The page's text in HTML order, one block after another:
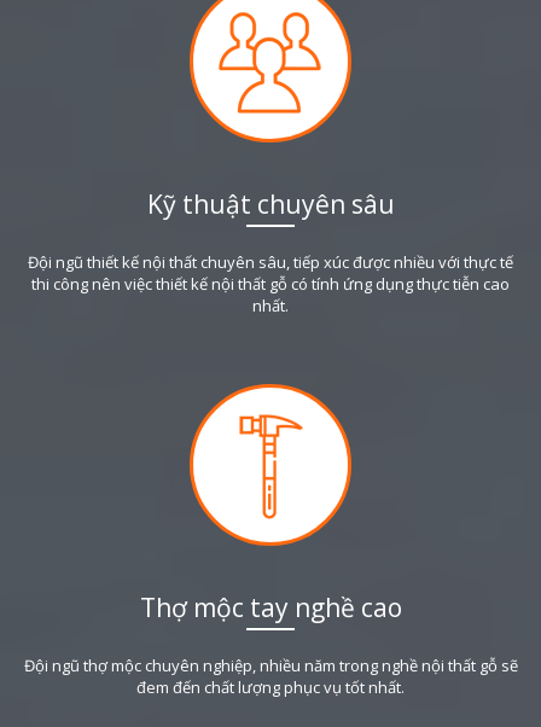
Kỹ thuật chuyên sâu
Đội ngũ thiết kế nội thất chuyên sâu, tiếp xúc được nhiều với thực tế
thi công nên việc thiết kế nội thất gỗ có tính ứng dụng thực tiễn cao
nhất.
Thợ mộc tay nghề cao
Đội ngũ thợ mộc chuyên nghiệp, nhiều năm trong nghề nội thất gỗ sẽ
đem đến chất lượng phục vụ tốt nhất.